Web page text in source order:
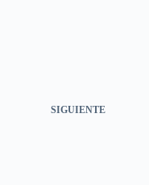
SIGUIENTE